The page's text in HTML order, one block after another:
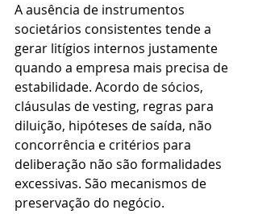
A ausência de instrumentos
societários consistentes tende a
gerar litígios internos justamente
quando a empresa mais precisa de
estabilidade. Acordo de sócios,
cláusulas de vesting, regras para
diluição, hipóteses de saída, não
concorrência e critérios para
deliberação não são formalidades
excessivas. São mecanismos de
preservação do negócio.